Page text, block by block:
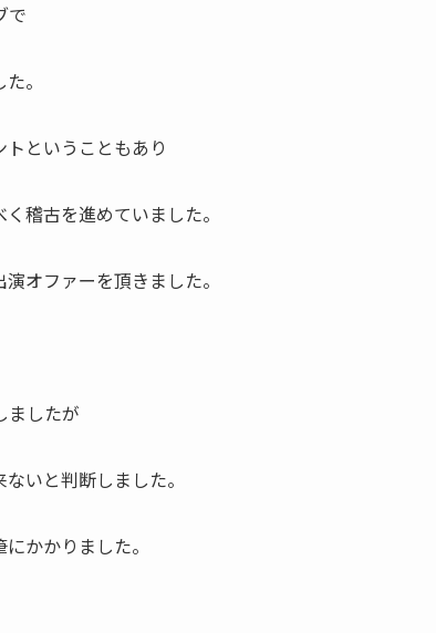
で
。
ということもあり
稽古を進めていました。
オファーを頂きました。
ましたが
いと判断しました。
かかりました。